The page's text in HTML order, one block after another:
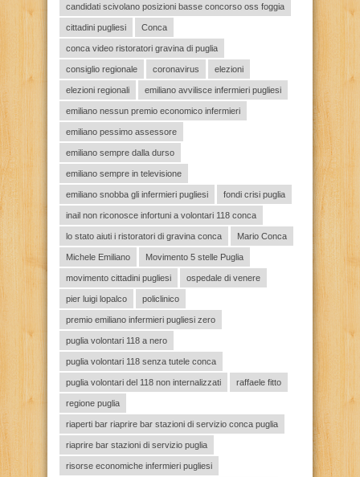
candidati scivolano posizioni basse concorso oss foggia
cittadini pugliesi Conca
conca video ristoratori gravina di puglia
consiglio regionale coronavirus elezioni
elezioni regionali emiliano avvilisce infermieri pugliesi
emiliano nessun premio economico infermieri
emiliano pessimo assessore
emiliano sempre dalla durso
emiliano sempre in televisione
emiliano snobba gli infermieri pugliesi fondi crisi puglia
inail non riconosce infortuni a volontari 118 conca
lo stato aiuti i ristoratori di gravina conca Mario Conca
Michele Emiliano Movimento 5 stelle Puglia
movimento cittadini pugliesi ospedale di venere
pier luigi lopalco policlinico
premio emiliano infermieri pugliesi zero
puglia volontari 118 a nero
puglia volontari 118 senza tutele conca
puglia volontari del 118 non internalizzati raffaele fitto
regione puglia
riaperti bar riaprire bar stazioni di servizio conca puglia
riaprire bar stazioni di servizio puglia
risorse economiche infermieri pugliesi